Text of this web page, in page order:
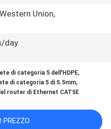
Union,
day
di categoria 5 dell'HDPE,
di categoria 5 di 5.5mm,
router di Ethernet CAT5E
PREZZO